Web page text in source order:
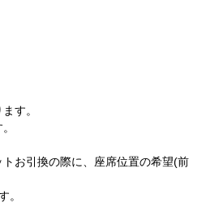
す。
お引換の際に、座席位置の希望(前
。